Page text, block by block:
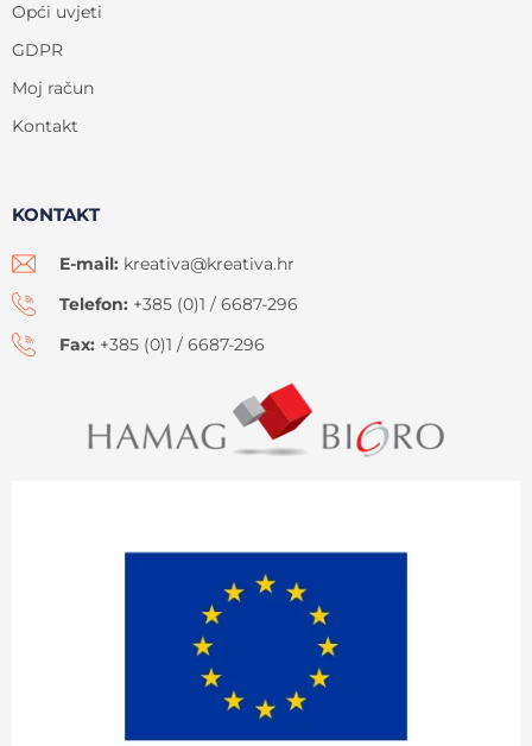
Opći uvjeti
GDPR
Moj račun
Kontakt
KONTAKT
E-mail: kreativa@kreativa.hr
Telefon: +385 (0)1 / 6687-296
Fax: +385 (0)1 / 6687-296